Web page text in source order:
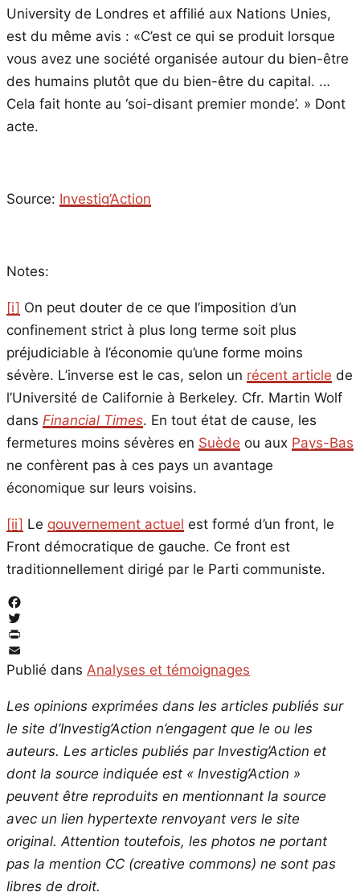
University de Londres et affilié aux Nations Unies,
est du même avis : «C’est ce qui se produit lorsque
vous avez une société organisée autour du bien-être
des humains plutôt que du bien-être du capital. …
Cela fait honte au ‘soi-disant premier monde’. » Dont
acte.
Source: Investig’Action
Notes:
[i] On peut douter de ce que l’imposition d’un
confinement strict à plus long terme soit plus
préjudiciable à l’économie qu’une forme moins
sévère. L’inverse est le cas, selon un récent article de
l’Université de Californie à Berkeley. Cfr. Martin Wolf
dans Financial Times. En tout état de cause, les
fermetures moins sévères en Suède ou aux Pays-Bas
ne confèrent pas à ces pays un avantage
économique sur leurs voisins.
[ii] Le gouvernement actuel est formé d’un front, le
Front démocratique de gauche. Ce front est
traditionnellement dirigé par le Parti communiste.
Facebook
Twitter
PrintFriendly
Email
Publié dans Analyses et témoignages
Les opinions exprimées dans les articles publiés sur
le site d’Investig’Action n’engagent que le ou les
auteurs. Les articles publiés par Investig’Action et
dont la source indiquée est « Investig’Action »
peuvent être reproduits en mentionnant la source
avec un lien hypertexte renvoyant vers le site
original. Attention toutefois, les photos ne portant
pas la mention CC (creative commons) ne sont pas
libres de droit.